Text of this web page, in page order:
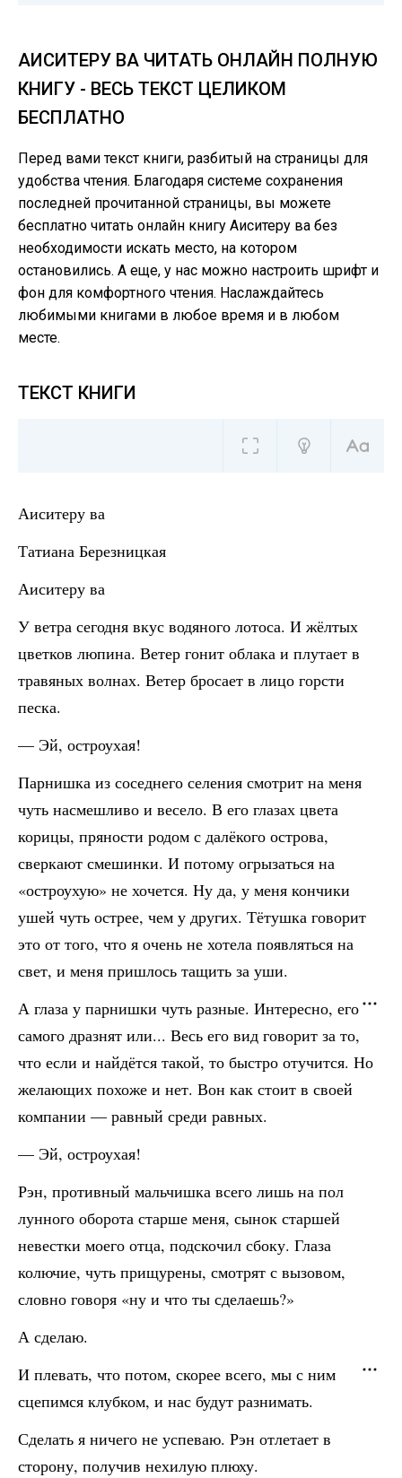
АИСИТЕРУ ВА ЧИТАТЬ ОНЛАЙН ПОЛНУЮ
КНИГУ - ВЕСЬ ТЕКСТ ЦЕЛИКОМ
БЕСПЛАТНО
Перед вами текст книги, разбитый на страницы для
удобства чтения. Благодаря системе сохранения
последней прочитанной страницы, вы можете
бесплатно читать онлайн книгу Аиситеру ва без
необходимости искать место, на котором
остановились. А еще, у нас можно настроить шрифт и
фон для комфортного чтения. Наслаждайтесь
любимыми книгами в любое время и в любом
месте.
ТЕКСТ КНИГИ
Аиситеру ва
Татиана Березницкая
Аиситеру ва
У ветра сегодня вкус водяного лотоса. И жёлтых
цветков люпина. Ветер гонит облака и плутает в
травяных волнах. Ветер бросает в лицо горсти
песка.
— Эй, остроухая!
Парнишка из соседнего селения смотрит на меня
чуть насмешливо и весело. В его глазах цвета
корицы, пряности родом с далёкого острова,
сверкают смешинки. И потому огрызаться на
«остроухую» не хочется. Ну да, у меня кончики
ушей чуть острее, чем у других. Тётушка говорит
это от того, что я очень не хотела появляться на
свет, и меня пришлось тащить за уши.
А глаза у парнишки чуть разные. Интересно, его
самого дразнят или... Весь его вид говорит за то,
что если и найдётся такой, то быстро отучится. Но
желающих похоже и нет. Вон как стоит в своей
компании — равный среди равных.
— Эй, остроухая!
Рэн, противный мальчишка всего лишь на пол
лунного оборота старше меня, сынок старшей
невестки моего отца, подскочил сбоку. Глаза
колючие, чуть прищурены, смотрят с вызовом,
словно говоря «ну и что ты сделаешь?»
А сделаю.
И плевать, что потом, скорее всего, мы с ним
сцепимся клубком, и нас будут разнимать.
Сделать я ничего не успеваю. Рэн отлетает в
сторону, получив нехилую плюху.